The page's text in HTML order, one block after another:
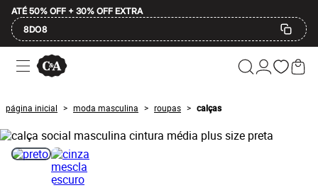
ATÉ 50% OFF + 30% OFF EXTRA
8DO8
Ofertas
Compre por Departamento
Masculino
Infantil
Calçados
Plus Size
2 calçados por R$189
2 peças por R$199
3 lingeries por R$99
página inicial > moda masculina > roupas > calças